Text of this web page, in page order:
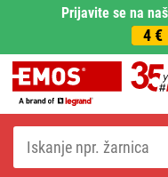
Prijavite se na
4 €
Iskanje